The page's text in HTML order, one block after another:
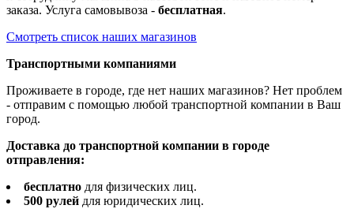
заказа. Услуга самовывоза - бесплатная.
Смотреть список наших магазинов
Транспортными компаниями
Проживаете в городе, где нет наших магазинов? Нет проблем
- отправим с помощью любой транспортной компании в Ваш
город.
Доставка до транспортной компании в городе
отправления:
бесплатно для физических лиц.
500 рулей для юридических лиц.